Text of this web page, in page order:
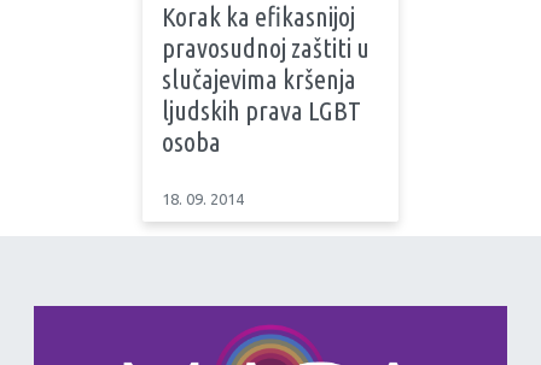
Korak ka efikasnijoj
pravosudnoj zaštiti u
slučajevima kršenja
ljudskih prava LGBT
osoba
18. 09. 2014